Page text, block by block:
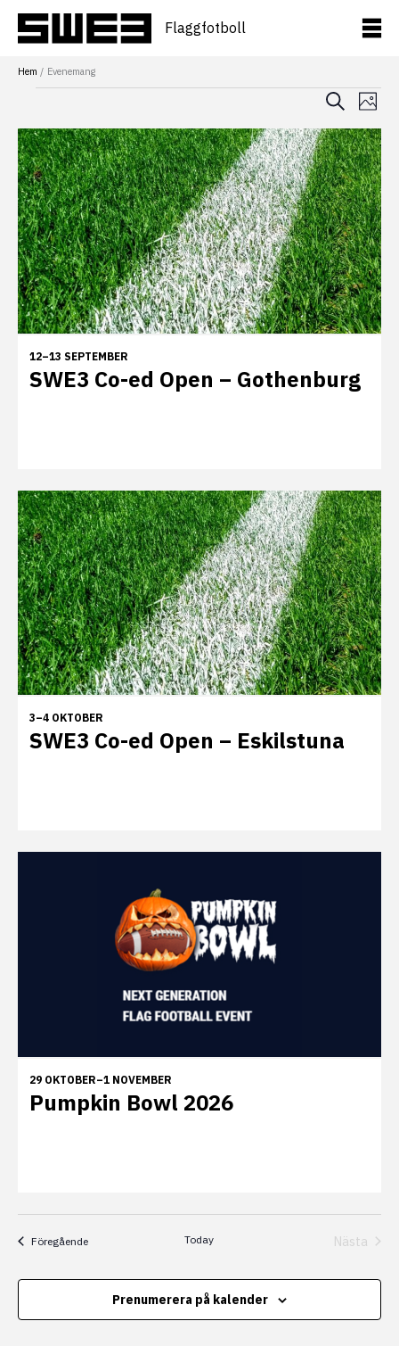
innehåll
Flaggfotboll
Hem Evenemang
and
Sök Foto
List
of
events
in
Photo
View
12–13 SEPTEMBER
SWE3 Co-ed Open – Gothenburg
3–4 OKTOBER
SWE3 Co-ed Open – Eskilstuna
29 OKTOBER–1 NOVEMBER
Pumpkin Bowl 2026
FöregåendeEvenemang Today
Nästa
Prenumerera på kalender